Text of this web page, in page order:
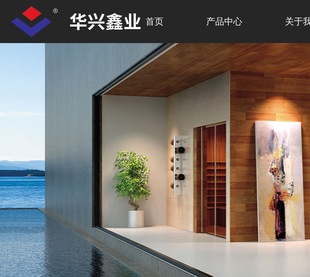
首页 产品中心 关于